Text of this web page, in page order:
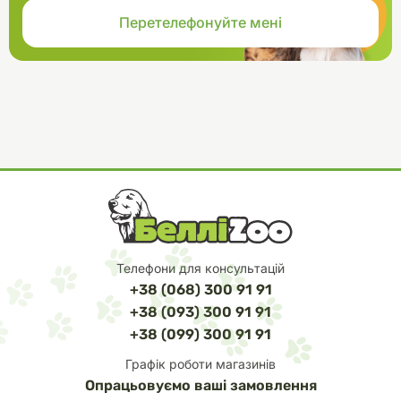
Телефони для консультацій
+38 (068) 300 91 91
+38 (093) 300 91 91
+38 (099) 300 91 91
Графік роботи магазинів
Опрацьовуємо ваші замовлення